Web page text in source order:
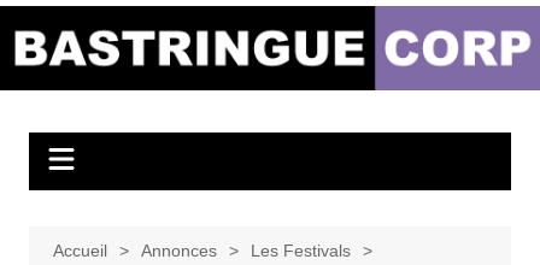
Bastringue Corp –
Musicales
Accueil Annonces
Les Festivals